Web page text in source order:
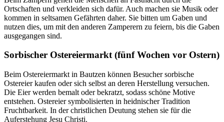
Ortschaften und verkleiden sich dafür. Auch machen sie Musik oder
kommen in seltsamen Gefährten daher. Sie bitten um Gaben und
nutzen dies, um mit den anderen Zamperern zu feiern, bis die Gaben
ausgegangen sind.
Sorbischer Ostereiermarkt (fünf Wochen vor Ostern)
Beim Ostereiermarkt in Bautzen können Besucher sorbische
Ostereier kaufen oder sich selbst an deren Herstellung versuchen.
Die Eier werden bemalt oder bekratzt, sodass schöne Motive
entstehen. Ostereier symbolisierten in heidnischer Tradition
Fruchtbarkeit. In der christlichen Deutung stehen sie für die
Auferstehung Jesu Christi.